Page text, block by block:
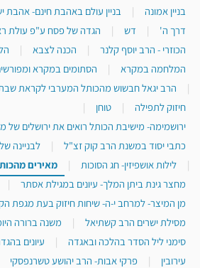
בניין אמונה
| בניין עולם באהבת חינם- אהבת
דרך ה'
| דש | הגדה של פסח ע"פ עולת
הכוזרי - הרב יוסף קלנר
| הכנה לצבא |
המלחמה במקרא
|
הסתומים במקרא
|
הרב יגאל חבשוש מהכותל המערבי לקראת
חיזוק לתפילה
| טוחן
|
ירושמימה- מישיבת הכותל רואים את ירושלים של
כתבי יסוד במשנת הרב קוק זצ"ל
| לבניינה
|
לילות אושפיזין- חג הסוכות | מאירים
מחצר גינת ביתן המלך- עיונים במגילת אסתר
|
מן המיצר- למרחב י-ה- שיחות חיזוק בעת מגפת
מסילת ישרים הרב קשתיאל
| משנה ברורה
סימני ליל הסדר בהלכה ובאגדה
| עיונים
עירובין
| פרקי אבות- הרב יהושע טשרנפסקי